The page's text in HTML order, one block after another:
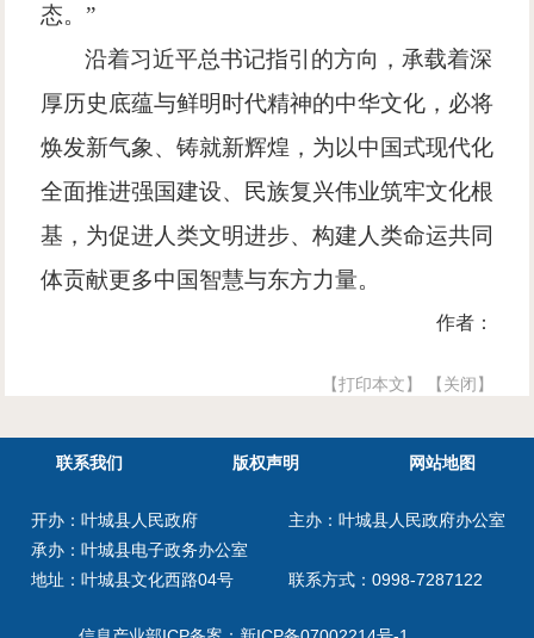
态。 ”
沿着习近平总书记指引的方向，承载着深
厚历史底蕴与鲜明时代精神的中华文化，必将
焕发新气象、铸就新辉煌，为以中国式现代化
全面推进强国建设、民族复兴伟业筑牢文化根
基，为促进人类文明进步、构建人类命运共同
体贡献更多中国智慧与东方力量。
作者：
【打印本文】 【关闭】
联系我们 版权声明 网站地图
开办：叶城县人民政府
承办：叶城县电子政务办公室
地址：叶城县文化西路04号
主办：叶城县人民政府办公室
联系方式：0998-7287122